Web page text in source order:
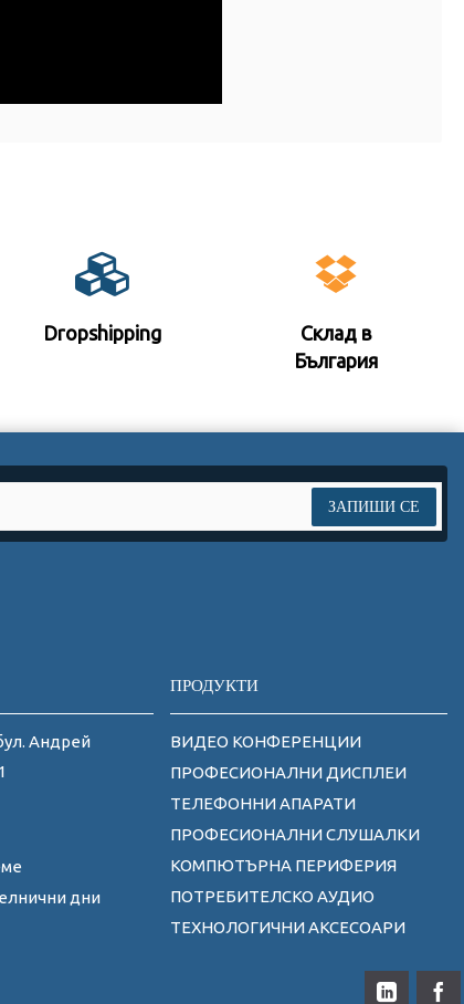
Dropshipping
Склад в
България
ЗАПИШИ СЕ
Андрей
дни
ПРОДУКТИ
ВИДЕО КОНФЕРЕНЦИИ
ПРОФЕСИОНАЛНИ ДИСПЛЕИ
ТЕЛЕФОННИ АПАРАТИ
ПРОФЕСИОНАЛНИ СЛУШАЛКИ
КОМПЮТЪРНА ПЕРИФЕРИЯ
ПОТРЕБИТЕЛСКО АУДИО
ТЕХНОЛОГИЧНИ АКСЕСОАРИ